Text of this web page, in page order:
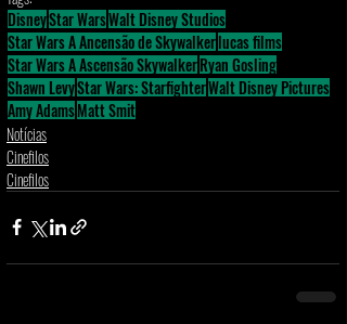
DisneyStar WarsWalt Disney Studios
Star Wars A Ancensão de Skywalkerlucas films
Star Wars A Ascensão SkywalkerRyan Gosling
Shawn LevyStar Wars: StarfighterWalt Disney Pictures
Amy AdamsMatt Smit
Notícias
Cinefilos
Cinefilos